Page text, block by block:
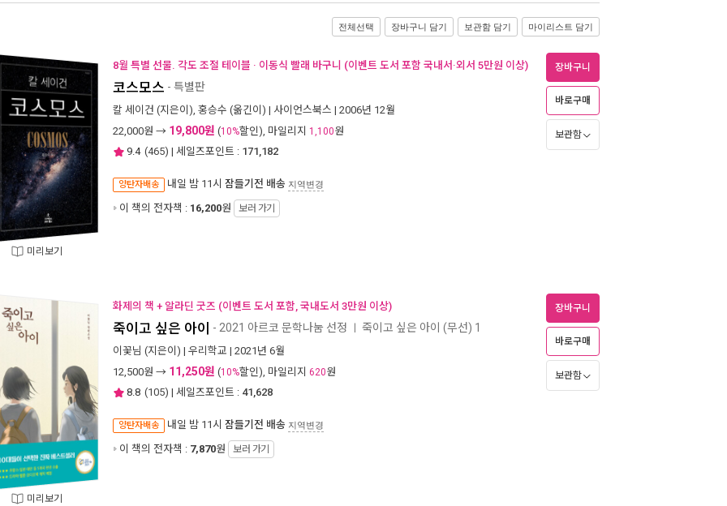
전체선택 장바구니 담기 보관함 담기 마이리스트 담기
미리보기
8월 특별 선물. 각도 조절 테이블 · 이동식 빨래 바구니 (이벤트 도서 포함 국내서·외서 5만원 이상)
코스모스 - 특별판
칼 세이건 (지은이), 홍승수 (옮긴이) | 사이언스북스 | 2006년 12월
22,000원 → 19,800원 (10%할인), 마일리지 1,100원
9.4 (465) | 세일즈포인트 : 171,182
양탄자배송 내일 밤 11시 잠들기전 배송 지역변경
이 책의 전자책 : 16,200원 보러 가기
장바구니
바로구매
보관함
미리보기
화제의 책 + 알라딘 굿즈 (이벤트 도서 포함, 국내도서 3만원 이상)
죽이고 싶은 아이 - 2021 아르코 문학나눔 선정 죽이고 싶은 아이 (무선) 1
이꽃님 (지은이) | 우리학교 | 2021년 6월
12,500원 → 11,250원 (10%할인), 마일리지 620원
8.8 (105) | 세일즈포인트 : 41,628
양탄자배송 내일 밤 11시 잠들기전 배송 지역변경
이 책의 전자책 : 7,870원 보러 가기
장바구니
바로구매
보관함